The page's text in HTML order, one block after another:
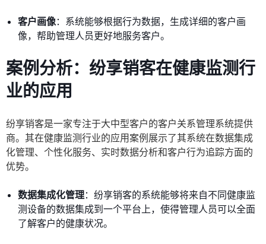
客户画像：系统能够根据行为数据，生成详细的客户画
像，帮助管理人员更好地服务客户。
案例分析：纷享销客在健康监测行
业的应用
纷享销客是一家专注于大中型客户的客户关系管理系统提供
商。其在健康监测行业的应用案例展示了其系统在数据集成
化管理、个性化服务、实时数据分析和客户行为追踪方面的
优势。
数据集成化管理：纷享销客的系统能够将来自不同健康监
测设备的数据集成到一个平台上，使得管理人员可以全面
了解客户的健康状况。